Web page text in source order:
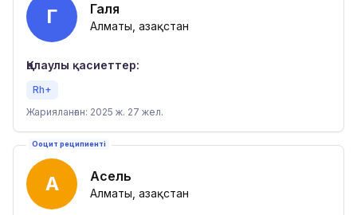
Г Галя
Алматы, Қазақстан
Қалаулы қасиеттер:
Rh+
Жарияланған: 2025 ж. 27 жел.
Ооцит реципиенті
А Асель
Алматы, Қазақстан